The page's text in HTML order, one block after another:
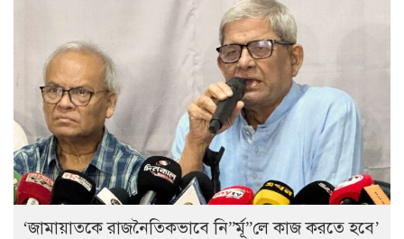
‘জামায়াতকে রাজনৈতিকভাবে নি”র্মূ”লে কাজ করতে হবে’